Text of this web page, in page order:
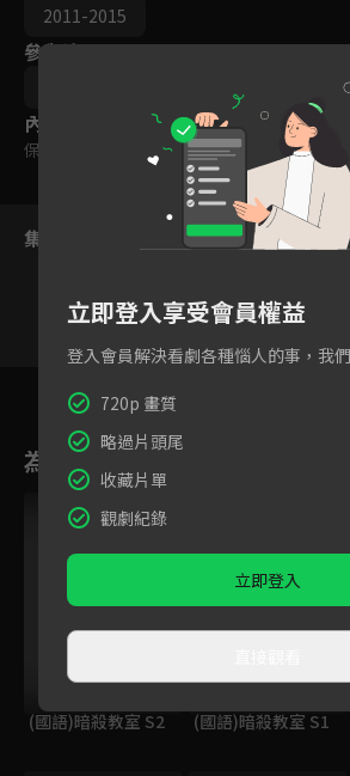
2011-2015
參與演員
內容標籤
保護級
集數列表
為您推薦
(國語)暗殺教室 S2 (國語)暗殺教室 S1
立即登入享受會員權益
登入會員解決看劇各種惱人的事，我
720p 畫質
略過片頭尾
收藏片單
觀劇紀錄
立即登入